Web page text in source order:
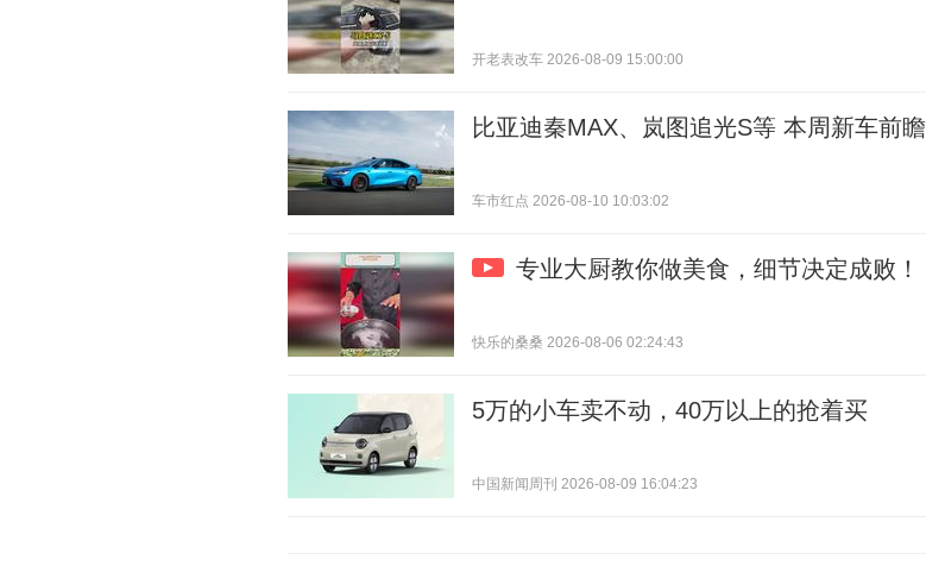
开老表改车 2026-08-09 15:00:00
比亚迪秦MAX、岚图追光S等 本周新车前瞻
车市红点 2026-08-10 10:03:02
专业大厨教你做美食，细节决定成败！
快乐的桑桑 2026-08-06 02:24:43
5万的小车卖不动，40万以上的抢着买
中国新闻周刊 2026-08-09 16:04:23